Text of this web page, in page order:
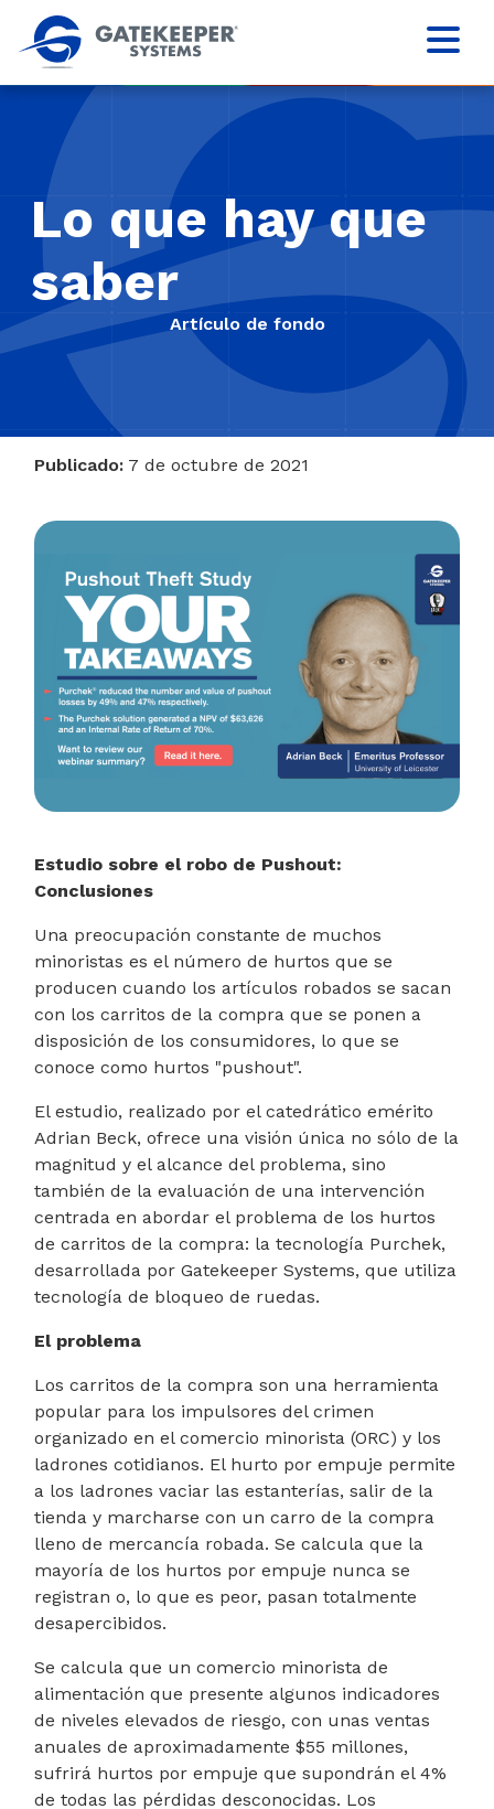
Lo que hay que
saber
Artículo de fondo
Publicado: 7 de octubre de 2021
Estudio sobre el robo de Pushout:
Conclusiones
Una preocupación constante de muchos
minoristas es el número de hurtos que se
producen cuando los artículos robados se sacan
con los carritos de la compra que se ponen a
disposición de los consumidores, lo que se
conoce como hurtos "pushout".
El estudio, realizado por el catedrático emérito
Adrian Beck, ofrece una visión única no sólo de la
magnitud y el alcance del problema, sino
también de la evaluación de una intervención
centrada en abordar el problema de los hurtos
de carritos de la compra: la tecnología Purchek,
desarrollada por Gatekeeper Systems, que utiliza
tecnología de bloqueo de ruedas.
El problema
Los carritos de la compra son una herramienta
popular para los impulsores del crimen
organizado en el comercio minorista (ORC) y los
ladrones cotidianos. El hurto por empuje permite
a los ladrones vaciar las estanterías, salir de la
tienda y marcharse con un carro de la compra
lleno de mercancía robada. Se calcula que la
mayoría de los hurtos por empuje nunca se
registran o, lo que es peor, pasan totalmente
desapercibidos.
Se calcula que un comercio minorista de
alimentación que presente algunos indicadores
de niveles elevados de riesgo, con unas ventas
anuales de aproximadamente $55 millones,
sufrirá hurtos por empuje que supondrán el 4%
de todas las pérdidas desconocidas. Los